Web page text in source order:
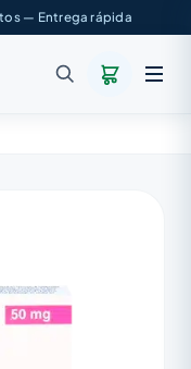
— Entrega rápida